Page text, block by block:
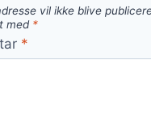
vil ikke blive
med *
*